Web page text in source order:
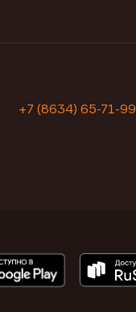
+7 (8634) 65-71-99